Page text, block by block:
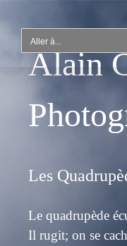
contenuAller à...
Alain
Les
Le quadrupède
Il rugit; on se